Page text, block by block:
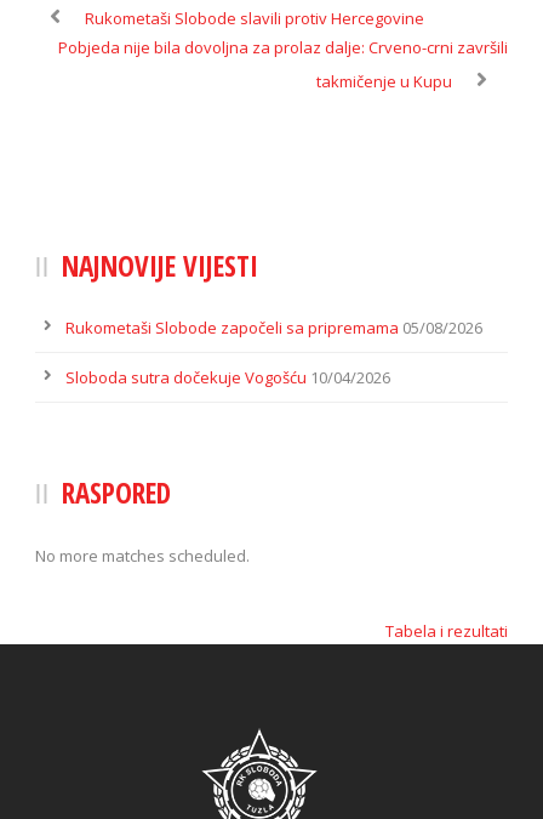
Rukometaši Slobode slavili protiv Hercegovine
Pobjeda nije bila dovoljna za prolaz dalje: Crveno-crni završili
takmičenje u Kupu
NAJNOVIJE VIJESTI
Rukometaši Slobode započeli sa pripremama 05/08/2026
Sloboda sutra dočekuje Vogošću 10/04/2026
RASPORED
No more matches scheduled.
Tabela i rezultati